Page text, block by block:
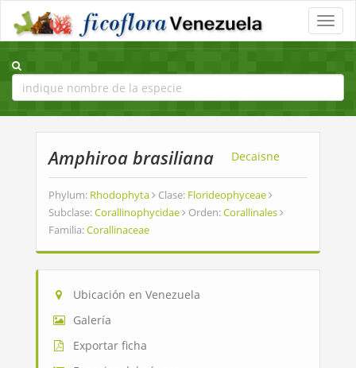
Toggle
Amphiroa brasiliana Decaisne
Phylum: Rhodophyta Clase: Florideophyceae
Subclase:Corallinophycidae Orden:Corallinales
Familia:Corallinaceae
Ubicación en Venezuela
Galería
Exportar ficha